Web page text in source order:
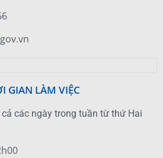
GIAN LÀM VIỆC
các ngày trong tuần từ thứ Hai